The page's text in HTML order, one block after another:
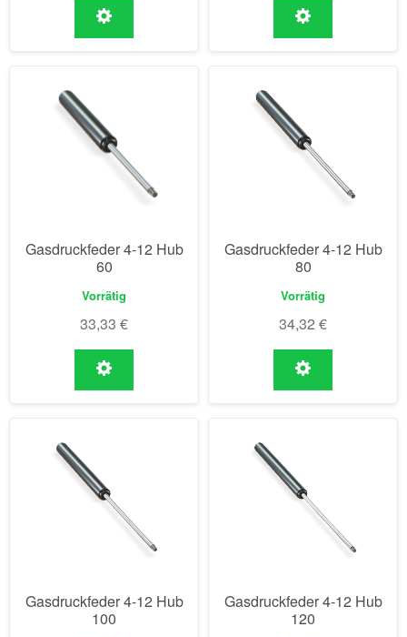
Gasdruckfeder 4-12 Hub
60
Vorrätig
33,33 €
Gasdruckfeder 4-12 Hub
80
Vorrätig
34,32 €
Gasdruckfeder 4-12 Hub
100
Gasdruckfeder 4-12 Hub
120